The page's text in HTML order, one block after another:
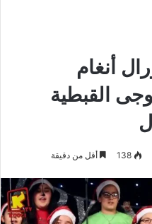
أنغام
القبطية
138 أقل من دقيقة